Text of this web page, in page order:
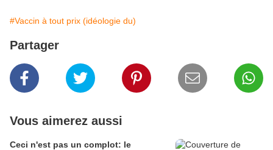
#Vaccin à tout prix (idéologie du)
Partager
Vous aimerez aussi
Ceci n'est pas un complot: le